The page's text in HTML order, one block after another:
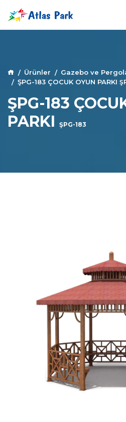
Ürünler
Gazebo ve
ŞPG-183 ÇOCUK OYUN PARKI
ŞPG-183
PARKI
ŞPG-183